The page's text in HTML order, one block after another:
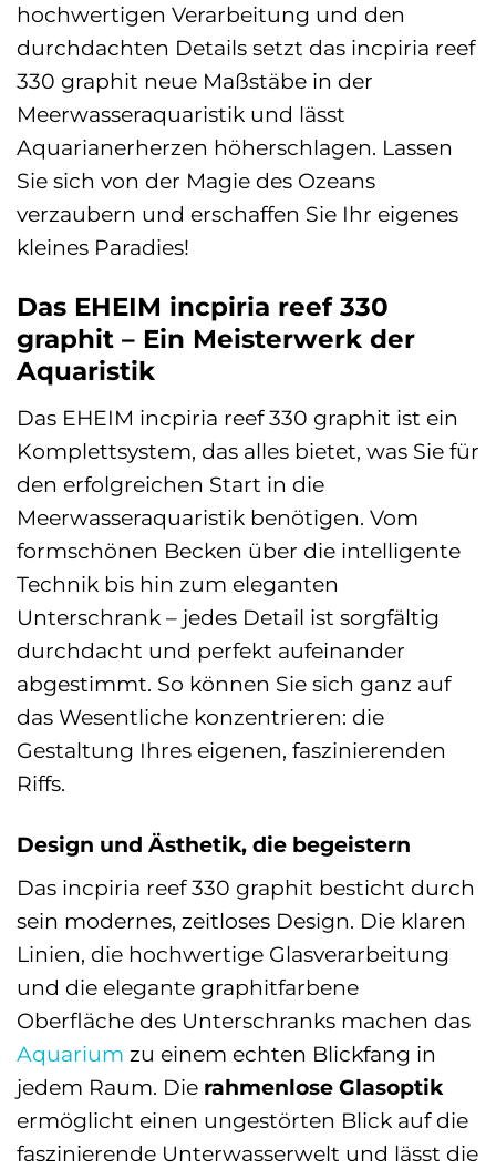
hochwertigen Verarbeitung und den
durchdachten Details setzt das incpiria reef
330 graphit neue Maßstäbe in der
Meerwasseraquaristik und lässt
Aquarianerherzen höherschlagen. Lassen
Sie sich von der Magie des Ozeans
verzaubern und erschaffen Sie Ihr eigenes
kleines Paradies!
Das EHEIM incpiria reef 330
graphit – Ein Meisterwerk der
Aquaristik
Das EHEIM incpiria reef 330 graphit ist ein
Komplettsystem, das alles bietet, was Sie für
den erfolgreichen Start in die
Meerwasseraquaristik benötigen. Vom
formschönen Becken über die intelligente
Technik bis hin zum eleganten
Unterschrank – jedes Detail ist sorgfältig
durchdacht und perfekt aufeinander
abgestimmt. So können Sie sich ganz auf
das Wesentliche konzentrieren: die
Gestaltung Ihres eigenen, faszinierenden
Riffs.
Design und Ästhetik, die begeistern
Das incpiria reef 330 graphit besticht durch
sein modernes, zeitloses Design. Die klaren
Linien, die hochwertige Glasverarbeitung
und die elegante graphitfarbene
Oberfläche des Unterschranks machen das
Aquarium zu einem echten Blickfang in
jedem Raum. Die rahmenlose Glasoptik
ermöglicht einen ungestörten Blick auf die
faszinierende Unterwasserwelt und lässt die